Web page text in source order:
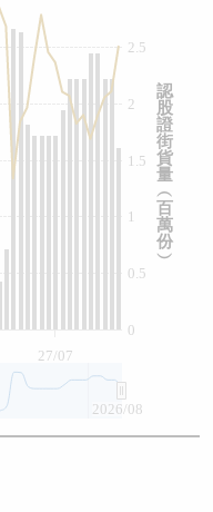
27/07
0
0.5
1
1.5
2
2.5
2026/08
認
股
證
街
貨
量
︵
百
萬
份
︶